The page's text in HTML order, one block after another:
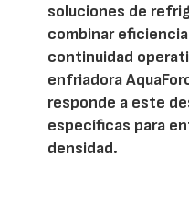
soluciones de
combinar
continuidad
enfriadora
responde a este
específicas para
densidad.